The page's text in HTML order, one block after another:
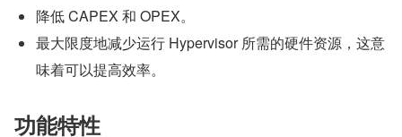
降低 CAPEX 和 OPEX。
最大限度地减少运行 Hypervisor 所需的硬件资源，这意
味着可以提高效率。
功能特性